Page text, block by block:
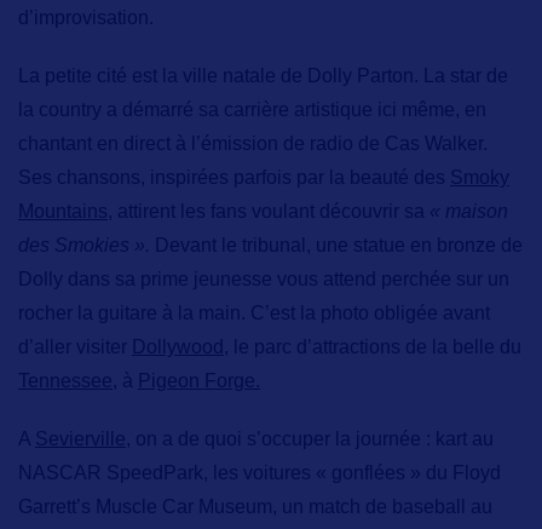
d’improvisation.
La petite cité est la ville natale de Dolly Parton. La star de
la country a démarré sa carrière artistique ici même, en
chantant en direct à l’émission de radio de Cas Walker.
Ses chansons, inspirées parfois par la beauté des Smoky
Mountains, attirent les fans voulant découvrir sa « maison
des Smokies ». Devant le tribunal, une statue en bronze de
Dolly dans sa prime jeunesse vous attend perchée sur un
rocher la guitare à la main. C’est la photo obligée avant
d’aller visiter Dollywood, le parc d’attractions de la belle du
Tennessee, à Pigeon Forge.
A Sevierville, on a de quoi s’occuper la journée : kart au
NASCAR SpeedPark, les voitures « gonflées » du
Floyd
Garrett’s Muscle Car Museum, un match de baseball au